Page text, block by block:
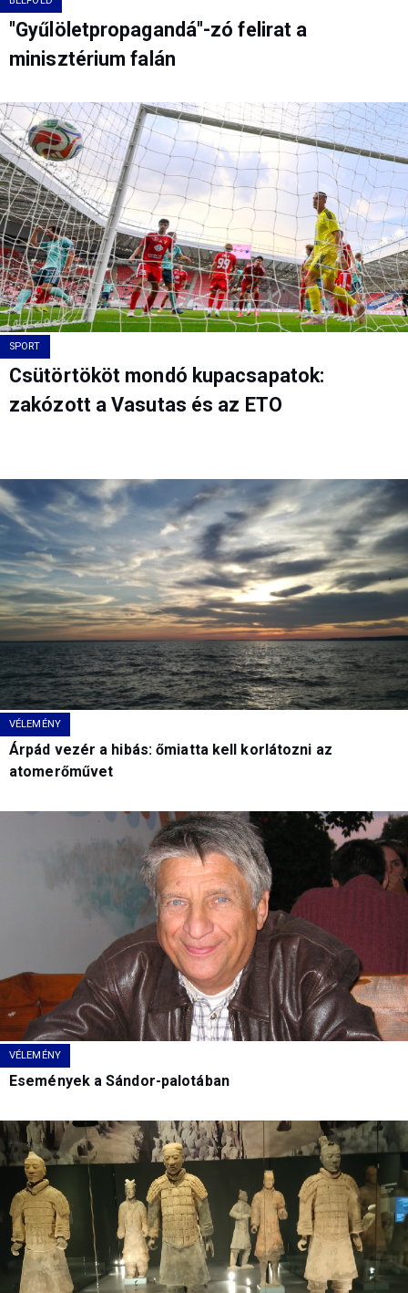
"Gyűlöletpropagandá"-zó felirat a
minisztérium falán
SPORT
Csütörtököt mondó kupacsapatok:
zakózott a Vasutas és az ETO
VÉLEMÉNY
Árpád vezér a hibás: őmiatta kell korlátozni az
atomerőművet
VÉLEMÉNY
Események a Sándor-palotában